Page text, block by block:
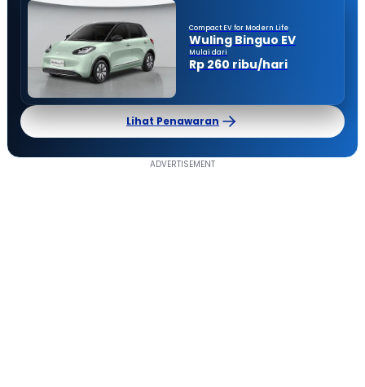
Compact EV for Modern Life
Wuling Binguo EV
Mulai dari
Rp 260 ribu/hari
Lihat Penawaran